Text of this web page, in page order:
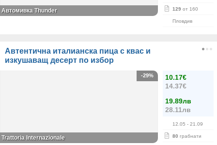
129 от 160
Пловдив
Автомивка Thunder
Автентична италианска пица с квас и
изкушаващ десерт по избор
10.17€
14.37€
19.89лв
28.11лв
12.05 - 21.09
80 грабнати
-29%
Trattoria Internazionale